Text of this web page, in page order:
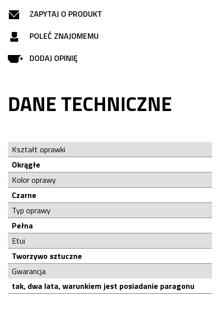
ZAPYTAJ O PRODUKT
POLEĆ ZNAJOMEMU
DODAJ OPINIĘ
DANE TECHNICZNE
Kształt oprawki
Okrągłe
Kolor oprawy
Czarne
Typ oprawy
Pełna
Etui
Tworzywo sztuczne
Gwarancja
tak, dwa lata, warunkiem jest posiadanie paragonu